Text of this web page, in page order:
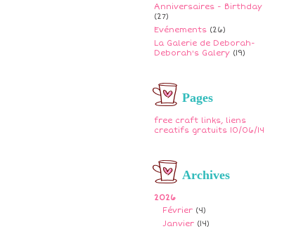
Anniversaires - Birthday
(27)
Evénements (26)
La Galerie de Deborah-
Deborah's Galery (19)
Pages
free craft links, liens
creatifs gratuits 10/06/14
Archives
2026
Février (4)
Janvier (14)